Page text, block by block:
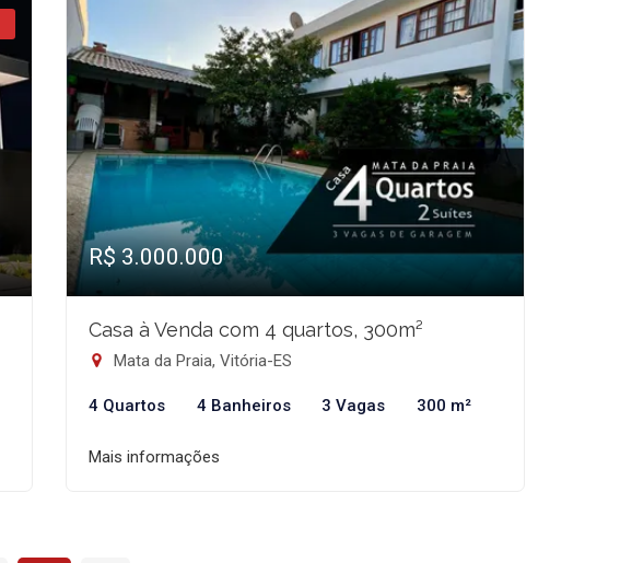
R$ 3.000.000
Casa à Venda com 4 quartos, 300m²
Mata da Praia, Vitória-ES
4 Quartos 4 Banheiros 3 Vagas 300 m²
Mais informações